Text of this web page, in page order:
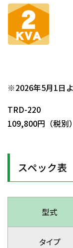
※2026年5月1日
TRD-220
109,800円（税別）
スペック表
型式
タイプ